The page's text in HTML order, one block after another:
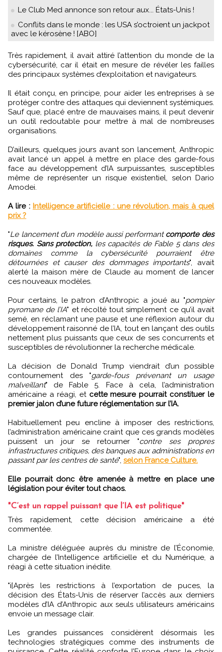
Le Club Med annonce son retour aux... États-Unis !
Conflits dans le monde : les USA s’octroient un jackpot
avec le kérosène ! [ABO]
Très rapidement, il avait attiré l’attention du monde de la
cybersécurité, car il était en mesure de révéler les failles
des principaux systèmes d’exploitation et navigateurs.
Il était conçu, en principe, pour aider les entreprises à se
protéger contre des attaques qui deviennent systémiques.
Sauf que, placé entre de mauvaises mains, il peut devenir
un outil redoutable pour mettre à mal de nombreuses
organisations.
D’ailleurs, quelques jours avant son lancement, Anthropic
avait lancé un appel à mettre en place des garde-fous
face au développement d’IA surpuissantes, susceptibles
même de représenter un risque existentiel, selon Dario
Amodei.
A lire : Intelligence artificielle : une révolution, mais à quel
prix ?
"Le lancement d’un modèle aussi performantcomporte des
risques. Sans protection, les capacités de Fable 5 dans des
domaines comme la cybersécurité pourraient être
détournées et causer des dommages importants", avait
alerté la maison mère de Claude au moment de lancer
ces nouveaux modèles.
Pour certains, le patron d’Anthropic a joué au "pompier
pyromane de l’IA" et récolté tout simplement ce qu’il avait
semé, en réclamant une pause et une réflexion autour du
développement raisonné de l’IA, tout en lançant des outils
nettement plus puissants que ceux de ses concurrents et
susceptibles de révolutionner la recherche médicale.
La décision de Donald Trump viendrait d’un possible
contournement des "garde-fous prévenant un usage
malveillant" de Fable 5. Face à cela, l’administration
américaine a réagi, et cette mesure pourrait constituer le
premier jalon d’une future réglementation sur l’IA.
Habituellement peu encline à imposer des restrictions,
l’administration américaine craint que ces grands modèles
puissent un jour se retourner "contre ses propres
infrastructures critiques, des banques aux administrations en
passant par les centres de santé", selon France Culture.
Elle pourrait donc être amenée à mettre en place une
législation pour éviter tout chaos.
"C’est un rappel puissant que l’IA est politique"
Très rapidement, cette décision américaine a été
commentée.
La ministre déléguée auprès du ministre de l’Économie,
chargée de l’Intelligence artificielle et du Numérique, a
réagi à cette situation inédite.
"i[Après les restrictions à l’exportation de puces, la
décision des États-Unis de réserver l’accès aux derniers
modèles d’IA d’Anthropic aux seuls utilisateurs américains
envoie un message clair.
Les grandes puissances considèrent désormais les
technologies stratégiques comme des instruments de